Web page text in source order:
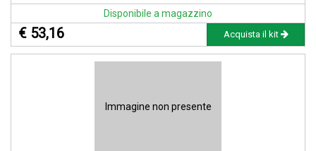
Disponibile a magazzino
€ 53,16 Acquista il kit
Immagine non presente